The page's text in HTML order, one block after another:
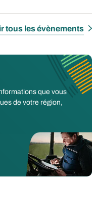
tous les évènements
que vous
de votre région,